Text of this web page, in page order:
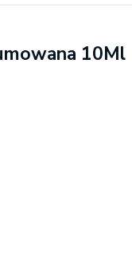
10Ml